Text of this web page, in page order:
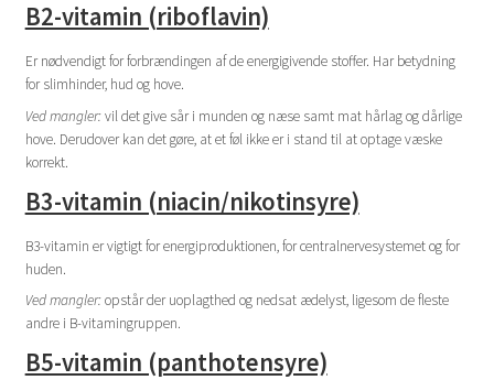
B2-vitamin (riboflavin)
Er nødvendigt for forbrændingen af de energigivende stoffer. Har betydning
for slimhinder, hud og hove.
Ved mangler:vil det give sår i munden og næse samt mat hårlag og dårlige
hove. Derudover kan det gøre, at et føl ikke er i stand til at optage væske
korrekt.
B3-vitamin (niacin/nikotinsyre)
B3-vitamin er vigtigt for energiproduktionen, for centralnervesystemet og for
huden.
Ved mangler:opstår der uoplagthed og nedsat ædelyst, ligesom de fleste
andre i B-vitamingruppen.
B5-vitamin (panthotensyre)